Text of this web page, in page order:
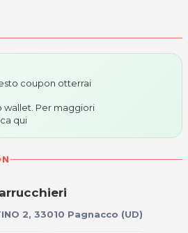
coupon otterrai
wallet. Per maggiori
qui
2, 33010 Pagnacco (UD)